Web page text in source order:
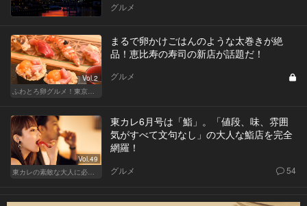
グルメ
Vol.2
ふわとろ卵グルメ！東京で外せない人気店
まるで卵かけごはんのような太巻きが絶
品！恵比寿の寿司の新店が話題だ！
グルメ
Vol.49
東カレの素敵な大人に必要なこと
東カレ6月号は「鮨」。「値段、味、雰囲
気がすべて文句なし」の大人な鮨店を完全
網羅！
グルメ 54